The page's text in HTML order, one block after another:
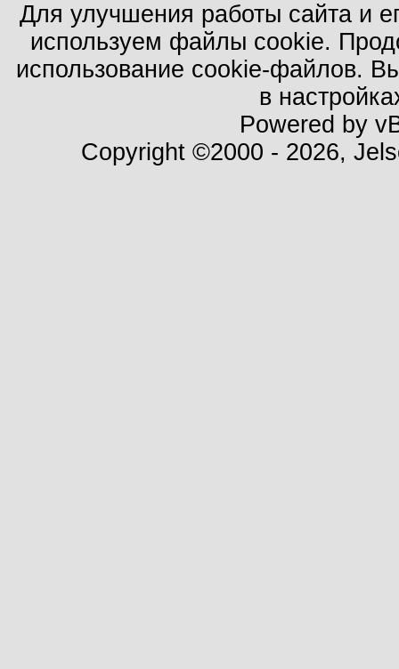
Для улучшения работы сайта и
используем файлы cookie.
использование cookie-файлов.
в
Powered by
Copyright ©2000 - 2026,